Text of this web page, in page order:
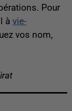
Pour
à vie-
vos nom,